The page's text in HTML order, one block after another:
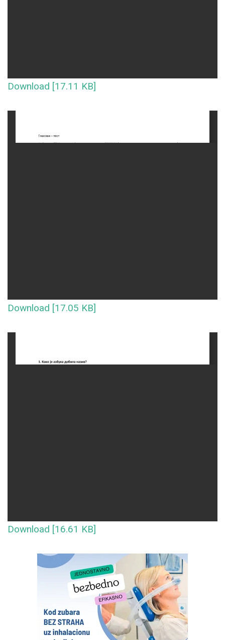
Download [17.11 KB]
Download [17.05 KB]
Download [16.61 KB]